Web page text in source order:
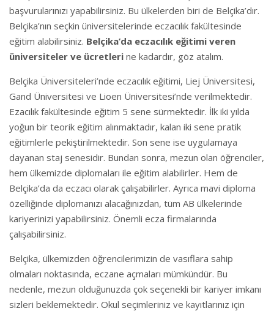
başvurularınızı yapabilirsiniz. Bu ülkelerden biri de Belçika’dır.
Belçika’nın seçkin üniversitelerinde eczacılık fakültesinde
eğitim alabilirsiniz. Belçika’da eczacılık eğitimi veren
üniversiteler ve ücretleri ne kadardır, göz atalım.
Belçika Üniversiteleri’nde eczacılık eğitimi, Liej Üniversitesi,
Gand Üniversitesi ve Lioen Üniversitesi’nde verilmektedir.
Ezacılık fakültesinde eğitim 5 sene sürmektedir. İlk iki yılda
yoğun bir teorik eğitim alınmaktadır, kalan iki sene pratik
eğitimlerle pekiştirilmektedir. Son sene ise uygulamaya
dayanan staj senesidir. Bundan sonra, mezun olan öğrenciler,
hem ülkemizde diplomaları ile eğitim alabilirler. Hem de
Belçika’da da eczacı olarak çalışabilirler. Ayrıca mavi diploma
özelliğinde diplomanızı alacağınızdan, tüm AB ülkelerinde
kariyerinizi yapabilirsiniz. Önemli ecza firmalarında
çalışabilirsiniz.
Belçika, ülkemizden öğrencilerimizin de vasıflara sahip
olmaları noktasında, eczane açmaları mümkündür. Bu
nedenle, mezun olduğunuzda çok seçenekli bir kariyer imkanı
sizleri beklemektedir. Okul seçimleriniz ve kayıtlarınız için